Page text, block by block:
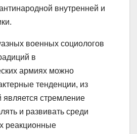
внутренней и
военных социологов
в
армиях можно
тенденции, из
является стремление
и развивать среди
реакционные